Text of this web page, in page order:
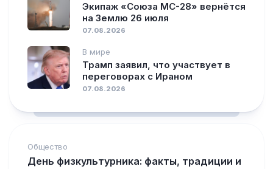
Экипаж «Союза МС-28» вернётся
на Землю 26 июля
07.08.2026
В мире
Трамп заявил, что участвует в
переговорах с Ираном
07.08.2026
Общество
День физкультурника: факты, традиции и